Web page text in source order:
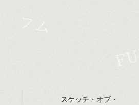
スケッチ・オブ・